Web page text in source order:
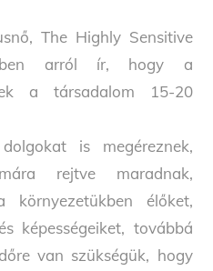
The Highly Sensitive
arról ír, hogy a
a társadalom 15-20
is megéreznek,
rejtve maradnak,
környezetükben élőket,
képességeiket, továbbá
van szükségük, hogy